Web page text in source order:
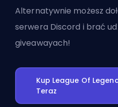
Alternatywnie możesz
serwera Discord i brać
giveawayach!
Kup League Of
Teraz